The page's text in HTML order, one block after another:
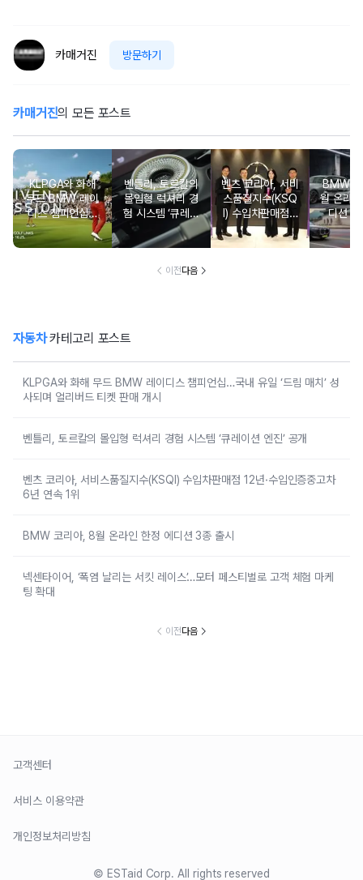
카매거진 방문하기
카매거진의 모든 포스트
KLPGA와 화해
무드 BMW 레이
디스 챔피언십…
국내 유일 ‘드림
매치’ 성사되며 얼
벤틀리, 토르칼의
몰입형 럭셔리 경
험 시스템 ‘큐레이
션 엔진’ 공개
벤츠 코리아, 서비
스품질지수(KSQ
I) 수입차판매점 1
2년·수입인증중고
차 6년 연속 1위
BMW
월 온라
디션 3
이전다음
자동차카테고리 포스트
KLPGA와 화해 무드 BMW 레이디스 챔피언십…국내 유일 ‘드림 매치’ 성
사되며 얼리버드 티켓 판매 개시
벤틀리, 토르칼의 몰입형 럭셔리 경험 시스템 ‘큐레이션 엔진’ 공개
벤츠 코리아, 서비스품질지수(KSQI) 수입차판매점 12년·수입인증중고차
6년 연속 1위
BMW 코리아, 8월 온라인 한정 에디션 3종 출시
넥센타이어, ‘폭염 날리는 서킷 레이스’…모터 페스티벌로 고객 체험 마케
팅 확대
이전다음
고객센터
서비스 이용약관
개인정보처리방침
© ESTaid Corp. All rights reserved